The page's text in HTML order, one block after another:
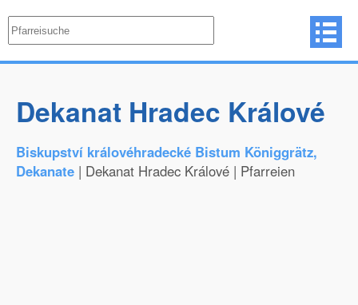
Dekanat Hradec Králové
Biskupství královéhradecké Bistum Königgrätz,
Dekanate | Dekanat Hradec Králové | Pfarreien